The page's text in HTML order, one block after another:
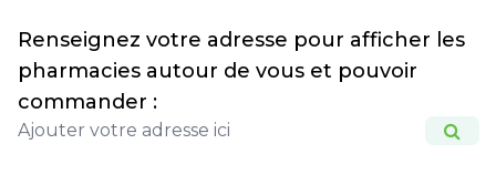
Renseignez votre adresse pour afficher les
pharmacies autour de vous et pouvoir
commander :